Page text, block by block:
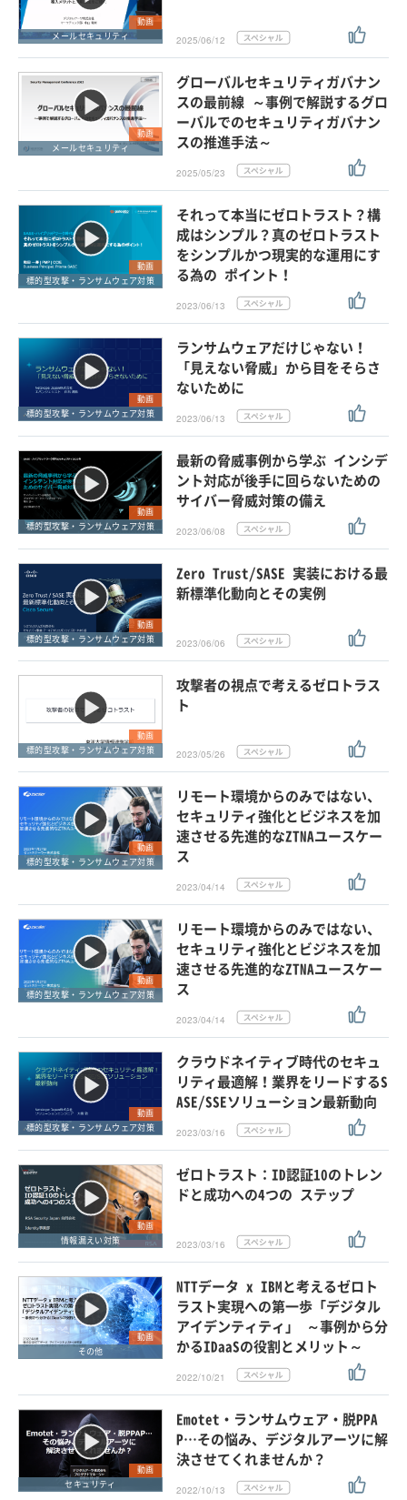
動画
メールセキュリティ
2025/06/12
動画
メールセキュリティ
グローバルセキュリティガバナン
スの最前線 ～事例で解説するグロ
ーバルでのセキュリティガバナン
スの推進手法～
2025/05/23
動画
標的型攻撃・ランサムウェア対策
それって本当にゼロトラスト？構
成はシンプル？真のゼロトラスト
をシンプルかつ現実的な運用にす
る為の ポイント！
2023/06/13
動画
標的型攻撃・ランサムウェア対策
ランサムウェアだけじゃない！
「見えない脅威」から目をそらさ
ないために
2023/06/13
動画
標的型攻撃・ランサムウェア対策
最新の脅威事例から学ぶ インシデ
ント対応が後手に回らないための
サイバー脅威対策の備え
2023/06/08
動画
標的型攻撃・ランサムウェア対策
Zero Trust/SASE 実装における最
新標準化動向とその実例
2023/06/06
動画
標的型攻撃・ランサムウェア対策
攻撃者の視点で考えるゼロトラス
ト
2023/05/26
動画
標的型攻撃・ランサムウェア対策
リモート環境からのみではない、
セキュリティ強化とビジネスを加
速させる先進的なZTNAユースケー
ス
2023/04/14
動画
標的型攻撃・ランサムウェア対策
リモート環境からのみではない、
セキュリティ強化とビジネスを加
速させる先進的なZTNAユースケー
ス
2023/04/14
動画
標的型攻撃・ランサムウェア対策
クラウドネイティブ時代のセキュ
リティ最適解！業界をリードするS
ASE/SSEソリューション最新動向
2023/03/16
動画
情報漏えい対策
ゼロトラスト：ID認証10のトレン
ドと成功への4つの ステップ
2023/03/16
動画
その他
NTTデータ x IBMと考えるゼロト
ラスト実現への第一歩「デジタル
アイデンティティ」 ～事例から分
かるIDaaSの役割とメリット～
2022/10/21
動画
セキュリティ
Emotet・ランサムウェア・脱PPA
P…その悩み、デジタルアーツに解
決させてくれませんか？
2022/10/13